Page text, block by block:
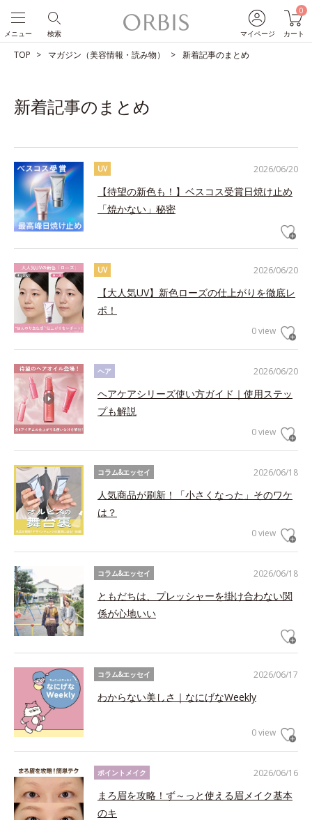
マイページ
0
カート
検索
メニュー
TOP マガジン（美容情報・読み物） 新着記事のまとめ
新着記事のまとめ
2026/06/20
UV
【待望の新色も！】ベスコス受賞日焼け止め
「焼かない」秘密
2026/06/20
UV
【大人気UV】新色ローズの仕上がりを徹底レ
ポ！
0 view
2026/06/20
ヘア
ヘアケアシリーズ使い方ガイド｜使用ステッ
プも解説
0 view
2026/06/18
コラム&エッセイ
人気商品が刷新！「小さくなった」そのワケ
は？
0 view
2026/06/18
コラム&エッセイ
ともだちは、プレッシャーを掛け合わない関
係が心地いい
2026/06/17
コラム&エッセイ
わからない美しさ｜なにげなWeekly
0 view
2026/06/16
ポイントメイク
まろ眉を攻略！ず～っと使える眉メイク基本
のキ